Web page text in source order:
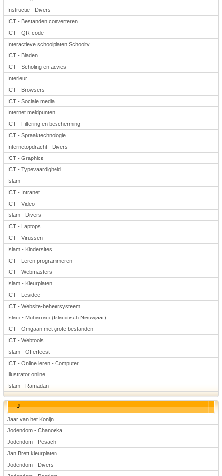
Instructie - Divers
ICT - Bestanden converteren
ICT - QR-code
Interactieve schoolplaten Schooltv
ICT - Bladen
ICT - Scholing en advies
Interieur
ICT - Browsers
ICT - Sociale media
Internet meldpunten
ICT - Filtering en bescherming
ICT - Spraaktechnologie
Internetopdracht - Divers
ICT - Graphics
ICT - Typevaardigheid
Islam
ICT - Intranet
ICT - Video
Islam - Divers
ICT - Laptops
ICT - Virussen
Islam - Kindersites
ICT - Leren programmeren
ICT - Webmasters
Islam - Kleurplaten
ICT - Lesidee
ICT - Website-beheersysteem
Islam - Muharram (Islamitisch Nieuwjaar)
ICT - Omgaan met grote bestanden
ICT - Webtools
Islam - Offerfeest
ICT - Online leren - Computer
Illustrator online
Islam - Ramadan
J
Jaar van het Konijn
Jodendom - Chanoeka
Jodendom - Pesach
Jan Brett kleurplaten
Jodendom - Divers